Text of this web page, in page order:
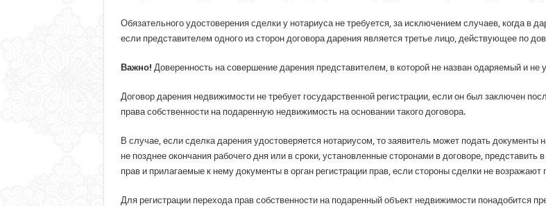
Обязательного удостоверения сделки у нотариуса не требуется, за исключением случаев, когда в
если представителем одного из сторон договора дарения является третье лицо, действующее по
Важно! Доверенность на совершение дарения представителем, в которой не назван одаряемый и не
Договор дарения недвижимости не требует государственной регистрации, если он был заключен
права собственности на подаренную недвижимость на основании такого договора.
В случае, если сделка дарения удостоверяется нотариусом, то заявитель может подать документы
не позднее окончания рабочего дня или в сроки, установленные сторонами в договоре,
прав и прилагаемые к нему документы в орган регистрации прав, если стороны сделки не возражают
Для регистрации перехода прав собственности на подаренный объект недвижимости понадобится